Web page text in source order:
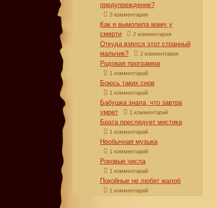
предупреждение?
3 комментария
Как я вымолила маму у
смерти
2 комментария
Откуда взялся этот странный
мальчик?
2 комментария
Родовая программа
1 комментарий
Боюсь таких снов
1 комментарий
Бабушка знала, что завтра
умрет
1 комментарий
Брата преследует мистика
1 комментарий
Необычная музыка
1 комментарий
Роковые числа
1 комментарий
Покойные не любят жалоб
1 комментарий